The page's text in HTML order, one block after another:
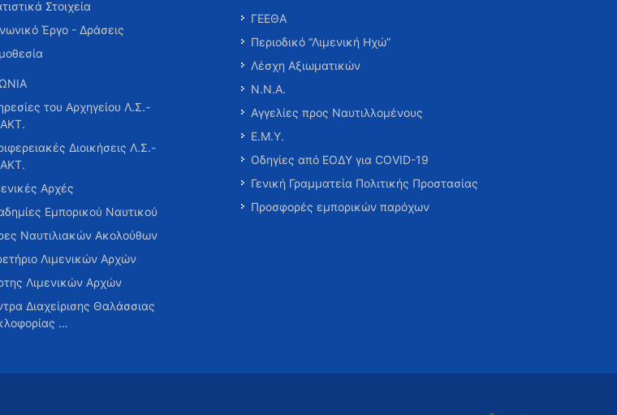
Στοιχεία
Έργο - Δράσεις
του Αρχηγείου Λ.Σ.-
Διοικήσεις Λ.Σ.-
Αρχές
Εμπορικού Ναυτικού
Ναυτιλιακών Ακολούθων
Λιμενικών Αρχών
Λιμενικών Αρχών
Διαχείρισης Θαλάσσιας
…
ΓΕΕΘΑ
Περιοδικό “Λιμενική Ηχώ”
Λέσχη Αξιωματικών
Ν.Ν.Α.
Αγγελίες προς Ναυτιλλομένους
Ε.Μ.Υ.
Οδηγίες από ΕΟΔΥ για COVID-19
Γενική Γραμματεία Πολιτικής Προστασίας
Προσφορές εμπορικών παρόχων